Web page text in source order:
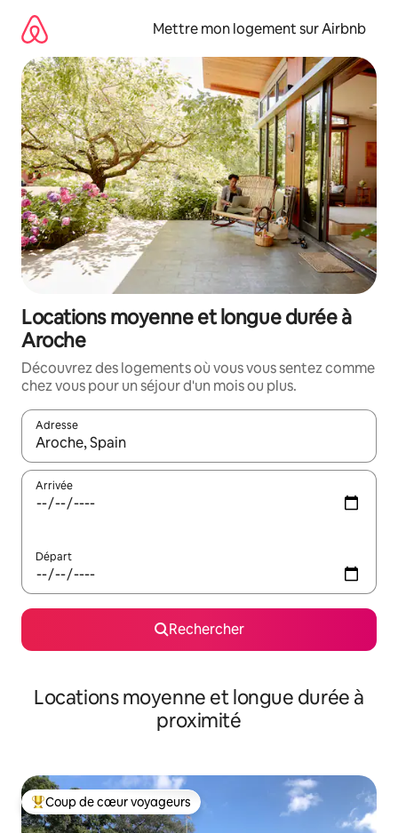
directement
contenu
Mettre mon logement sur Airbnb
Locations moyenne et longue durée à
Aroche
Découvrez des logements où vous vous sentez comme
chez vous pour un séjour d'un mois ou plus.
Adresse
Lorsque les résultats s'affichent, utilisez les flèches vers le
Arrivée
Départ
Rechercher
Locations moyenne et longue durée à
proximité
Coups de cœur voyageurs les plus appréciés
Coup de cœur voyageurs